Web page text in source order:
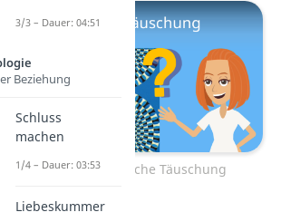
Zum Video: Optische Täuschung
3/3 – Dauer: 04:51
Beziehung
Schluss
machen
1/4 – Dauer: 03:53
Liebeskummer